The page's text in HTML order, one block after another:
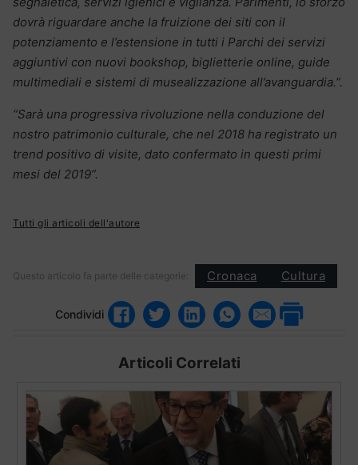
dovrà riguardare anche la fruizione dei siti con il
potenziamento e l’estensione in tutti i Parchi dei servizi
aggiuntivi con nuovi bookshop, biglietterie online, guide
multimediali e sistemi di musealizzazione all’avanguardia.”.
“Sarà una progressiva rivoluzione nella conduzione del
nostro patrimonio culturale, che nel 2018 ha registrato un
trend positivo di visite, dato confermato in questi primi
mesi del 2019”.
Tutti gli articoli dell'autore
Questo articolo fa parte delle categorie: Cronaca Cultura
Condividi
Articoli Correlati